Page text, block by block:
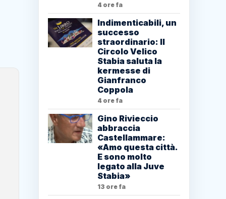
4 ore fa
Indimenticabili, un
successo
straordinario: Il
Circolo Velico
Stabia saluta la
kermesse di
Gianfranco
Coppola
4 ore fa
Gino Rivieccio
abbraccia
Castellammare:
«Amo questa città.
E sono molto
legato alla Juve
Stabia»
13 ore fa